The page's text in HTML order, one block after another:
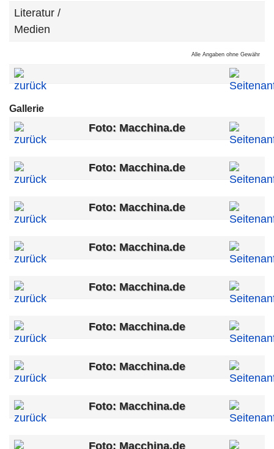
Literatur /
Medien
Alle Angaben ohne Gewähr
Gallerie
Foto: Macchina.de
Foto: Macchina.de
Foto: Macchina.de
Foto: Macchina.de
Foto: Macchina.de
Foto: Macchina.de
Foto: Macchina.de
Foto: Macchina.de
Foto: Macchina.de